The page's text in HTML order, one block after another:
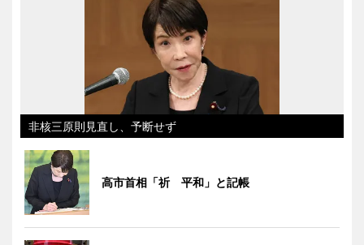
非核三原則見直し、予断せず
高市首相「祈 平和」と記帳